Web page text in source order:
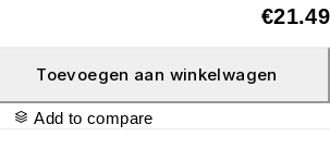
€21.49
Toevoegen aan winkelwagen
Add to compare